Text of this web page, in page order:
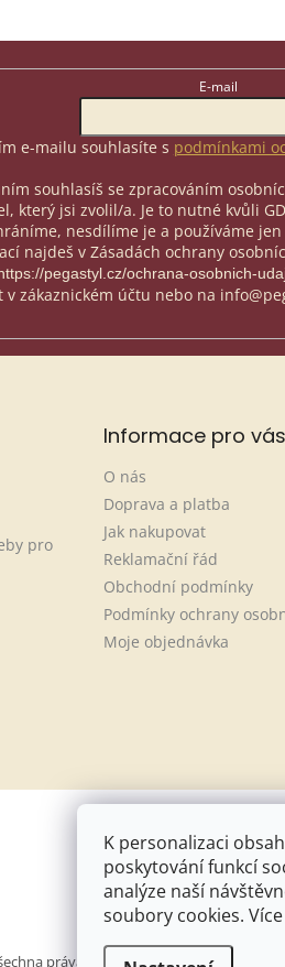
K personalizaci
poskytování funkcí
analýze naší
soubory cookies.
E-mail
e-mailu souhlasíte s podmínkami
souhlasíš se zpracováním
který jsi zvolil/a. Je to nutné kvůli
nesdílíme je a používáme
najdeš v Zásadách ochrany
pegastyl.cz/ochrana-osobnich-
v zákaznickém účtu nebo na
pro
Informace pro vás
O nás
Doprava a platba
Jak nakupovat
Reklamační řád
Obchodní podmínky
Podmínky ochrany
Moje objednávka
práva vyhrazena.Upravit nastavení